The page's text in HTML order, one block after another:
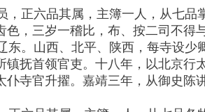
正六品其属，主簿一人，从七品
，三岁一稽比，布、按二司不得
。山西、北平、陕西，每寺设少
抚首领官吏。十八年，以北京
寺官升擢。嘉靖三年，从御史陈